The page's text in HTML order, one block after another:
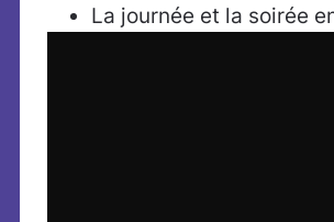
La journée et la soirée